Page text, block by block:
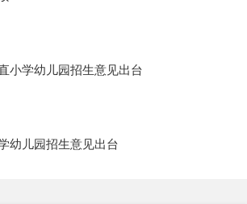
小学幼儿园招生意见出台
幼儿园招生意见出台